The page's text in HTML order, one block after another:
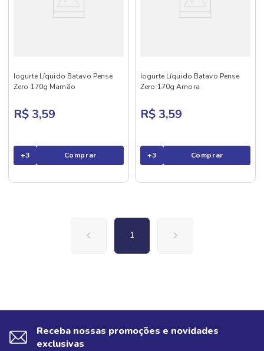
Iogurte Líquido Batavo Pense
Zero 170g Mamão
R$ 3,59
+3 Comprar
Iogurte Líquido Batavo Pense
Zero 170g Amora
R$ 3,59
+3 Comprar
1
Receba nossas promoções e novidades
exclusivas